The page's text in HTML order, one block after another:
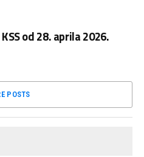
od 28. aprila 2026.
POSTS